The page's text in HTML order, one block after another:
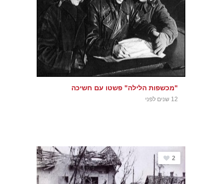
"מכשפות הלילה" פשטו עם חשיכה
12 שנים לפני
2